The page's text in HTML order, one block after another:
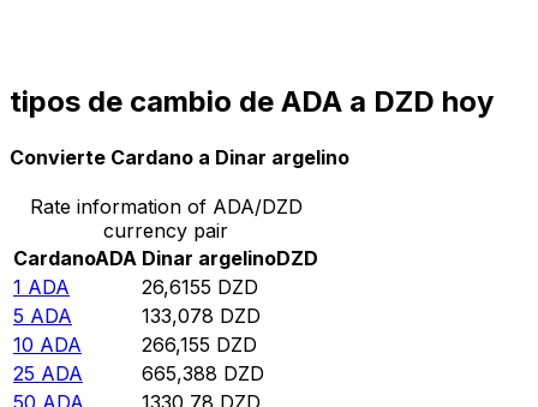
tipos de cambio de ADA a DZD hoy
Convierte Cardano a Dinar argelino
Rate information of ADA/DZD
currency pair
CardanoADA Dinar argelinoDZD
1 ADA 26,6155 DZD
5 ADA 133,078 DZD
10 ADA 266,155 DZD
25 ADA 665,388 DZD
50 ADA 1330,78 DZD